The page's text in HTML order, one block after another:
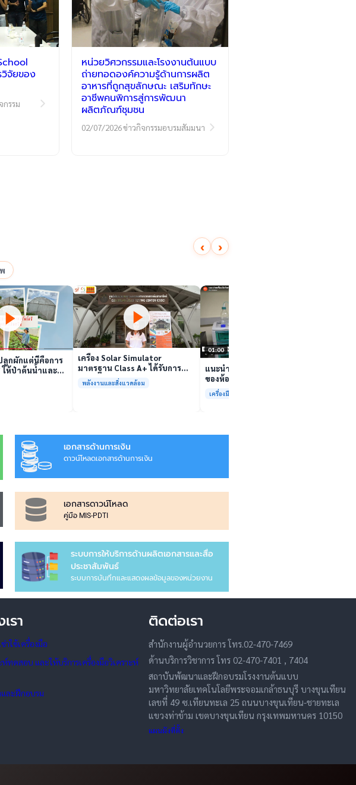
จัยของ
กรรม
หน่วยวิศวกรรมและโรงงานต้นแบบ
ถ่ายทอดองค์ความรู้ด้านการผลิต
อาหารที่ถูกสุขลักษณะ เสริมทักษะ
อาชีพคนพิการสู่การพัฒนา
ผลิตภัณฑ์ชุมชน
02/07/2026ข่าวกิจกรรมอบรมสัมมนา
‹ ›
เล่นวิดีโอ
ลูกผักแต่นี่คือการ
ห้ป่าต้นน้ำและ
เล่นวิดีโอ
เครื่อง Solar Simulator
มาตรฐาน Class A+ ได้รับการ
รับรองมาตรฐาน ISO/IEC17025
พร้อมให้บริการแล้ว
พลังงานและสิ่งแวดล้อม
01:00
แนะนำเครื่องมือวิเคราะห์ทดสอบ
ของห้องปฏิบัติการกลางเพื่อการ
วิเคราะห์กระบวนการและสิ่ง
แวดล้อม สรบ.มจธ.
เครื่องมือและการวิเคราะห์ทดสอบ
เอกสารด้านการเงิน
ดาวน์โหลดเอกสารด้านการเงิน
เอกสารดาวน์โหลด
คู่มือ MIS-PDTI
ระบบการให้บริการด้านผลิตเอกสารและสื่อ
ประชาสัมพันธ์
ระบบการบันทึกและแสดงผลข้อมูลของหน่วยงาน
รา
าใช้เครื่องมือ
ห์ทดสอบ และให้บริการเครื่องมือวิเคราะห์
และฝึกอบรม
ติดต่อเรา
สำนักงานผู้อำนวยการ โทร.02-470-7469
ด้านบริการวิชาการ โทร 02-470-7401 , 7404
สถาบันพัฒนาและฝึกอบรมโรงงานต้นแบบ
มหาวิทยาลัยเทคโนโลยีพระจอมเกล้าธนบุรี บางขุนเทียน
เลขที่ 49 ซ.เทียนทะเล 25 ถนนบางขุนเทียน-ชายทะเล
แขวงท่าข้าม เขตบางขุนเทียน กรุงเทพมหานคร 10150
แผนผังที่ตั้ง